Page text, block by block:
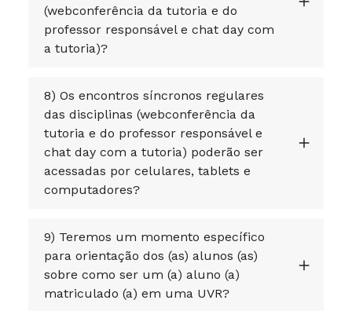
(webconferência da tutoria e do
professor responsável e chat day com
a tutoria)?
8) Os encontros síncronos regulares
das disciplinas (webconferência da
tutoria e do professor responsável e
chat day com a tutoria) poderão ser
acessadas por celulares, tablets e
computadores?
9) Teremos um momento específico
para orientação dos (as) alunos (as)
sobre como ser um (a) aluno (a)
matriculado (a) em uma UVR?